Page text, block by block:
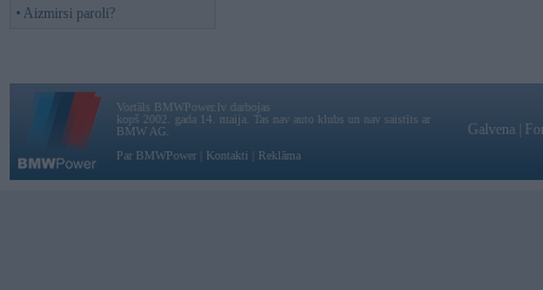
• Aizmirsi paroli?
Vortāls BMWPower.lv darbojas
kopš 2002. gada 14. maija. Tas nav auto klubs un nav saistīts ar
BMW AG.
Par BMWPower
Kontakti Reklāma
Galvena